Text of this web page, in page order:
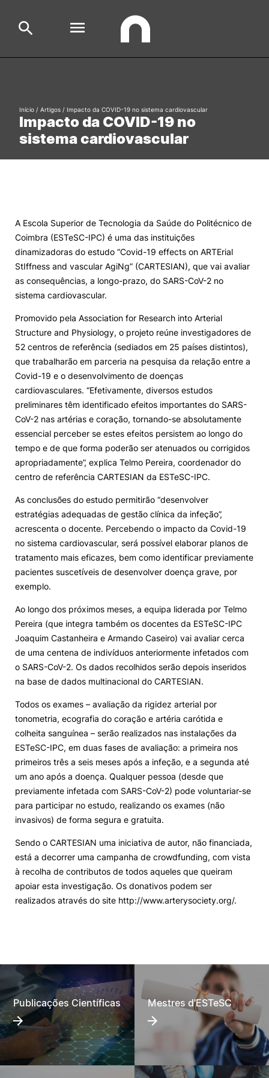
Cursos
Cooperação Internacional
Sugestões, Elogios, Reclamações
©2026 Instituto Politécnico de Coimbra. Todos os direitos reservados.
Formative Offer
Impacto da COVID-19 no
sistema cardiovascular
Início / Artigos / Impacto da COVID-19 no sistema cardiovascular
A Escola Superior de Tecnologia da Saúde do Politécnico de
Coimbra (ESTeSC-IPC) é uma das instituições
dinamizadoras do estudo “Covid-19 effects on ARTErial
StIffness and vascular AgiNg” (CARTESIAN), que vai avaliar
as consequências, a longo-prazo, do SARS-CoV-2 no
sistema cardiovascular.
Promovido pela Association for Research into Arterial
Structure and Physiology, o projeto reúne investigadores de
52 centros de referência (sediados em 25 países distintos),
que trabalharão em parceria na pesquisa da relação entre a
Covid-19 e o desenvolvimento de doenças
cardiovasculares. “Efetivamente, diversos estudos
preliminares têm identificado efeitos importantes do SARS-
CoV-2 nas artérias e coração, tornando-se absolutamente
essencial perceber se estes efeitos persistem ao longo do
tempo e de que forma poderão ser atenuados ou corrigidos
apropriadamente”, explica Telmo Pereira, coordenador do
centro de referência CARTESIAN da ESTeSC-IPC.
As conclusões do estudo permitirão “desenvolver
estratégias adequadas de gestão clínica da infeção”,
acrescenta o docente. Percebendo o impacto da Covid-19
no sistema cardiovascular, será possível elaborar planos de
tratamento mais eficazes, bem como identificar previamente
pacientes suscetíveis de desenvolver doença grave, por
exemplo.
Ao longo dos próximos meses, a equipa liderada por Telmo
Pereira (que integra também os docentes da ESTeSC-IPC
Joaquim Castanheira e Armando Caseiro) vai avaliar cerca
de uma centena de indivíduos anteriormente infetados com
o SARS-CoV-2. Os dados recolhidos serão depois inseridos
na base de dados multinacional do CARTESIAN.
Todos os exames – avaliação da rigidez arterial por
tonometria, ecografia do coração e artéria carótida e
colheita sanguínea – serão realizados nas instalações da
ESTeSC-IPC, em duas fases de avaliação: a primeira nos
primeiros três a seis meses após a infeção, e a segunda até
um ano após a doença. Qualquer pessoa (desde que
previamente infetada com SARS-CoV-2) pode voluntariar-se
para participar no estudo, realizando os exames (não
invasivos) de forma segura e gratuita.
Sendo o CARTESIAN uma iniciativa de autor, não financiada,
está a decorrer uma campanha de crowdfunding, com vista
à recolha de contributos de todos aqueles que queiram
apoiar esta investigação. Os donativos podem ser
realizados através do site http://www.arterysociety.org/.
Publicações Científicas Mestres d'ESTeSC